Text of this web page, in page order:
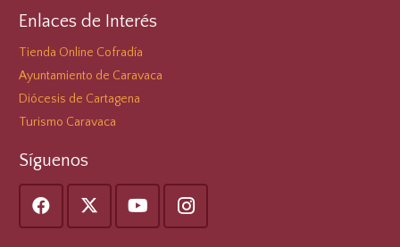
Enlaces de Interés
Tienda Online Cofradía
Ayuntamiento de Caravaca
Diócesis de Cartagena
Turismo Caravaca
Síguenos